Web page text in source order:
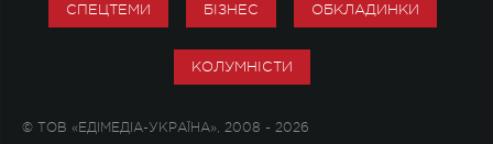
СПЕЦТЕМИ БІЗНЕС ОБКЛАДИНКИ
КОЛУМНІСТИ
© ТОВ «ЕДІМЕДІА-УКРАЇНА», 2008 - 2026